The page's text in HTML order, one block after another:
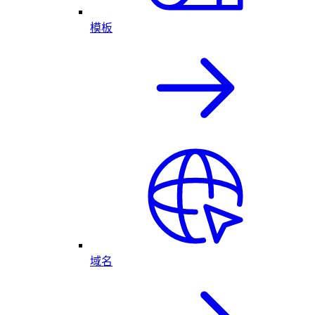
模板
域名